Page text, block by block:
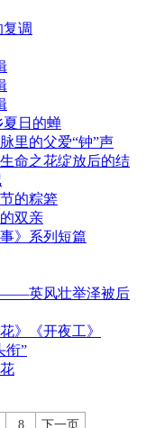
调
夏日的蝉
里的父爱“钟”声
命之花绽放后的结
的粽箬
双亲
》系列短篇
——英风壮举泽被后
》《开夜工》
衔”
8 下一页